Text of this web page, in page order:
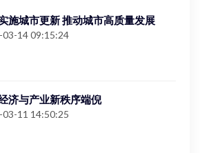
施城市更新 推动城市高质量发展
03-14 09:15:24
济与产业新秩序端倪
03-11 14:50:25